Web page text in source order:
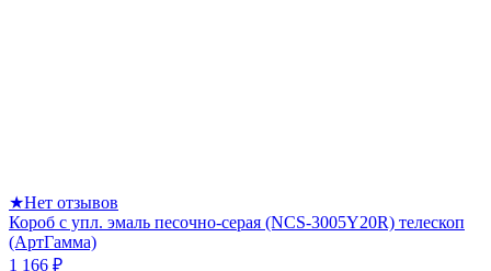
★Нет отзывов
Короб с упл. эмаль песочно-серая (NCS-3005Y20R) телескоп
(АртГамма)
1 166 ₽